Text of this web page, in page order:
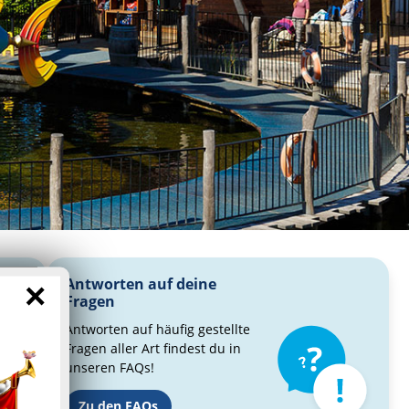
Antworten auf deine
Fragen
Antworten auf häufig gestellte
Fragen aller Art findest du in
unseren FAQs!
×